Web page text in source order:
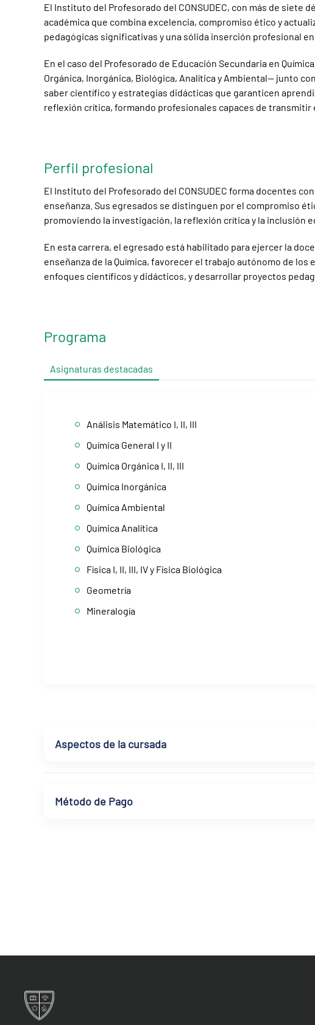
El Instituto del Profesorado del CONSUDEC, con más de
académica que combina excelencia, compromiso ético y
pedagógicas significativas y una sólida inserción profesional
En el caso del Profesorado de Educación Secundaria en
Orgánica, Inorgánica, Biológica, Analítica y Ambiental— junto
saber científico y estrategias didácticas que garanticen
reflexión crítica, formando profesionales capaces de
Perfil profesional
El Instituto del Profesorado del CONSUDEC forma docentes
enseñanza. Sus egresados se distinguen por el compromiso
promoviendo la investigación, la reflexión crítica y la inclusión
En esta carrera, el egresado está habilitado para ejercer la
enseñanza de la Química, favorecer el trabajo autónomo de
enfoques científicos y didácticos, y desarrollar proyectos
Programa
Asignaturas destacadas
Análisis Matemático I, II, III
Química General I y II
Química Orgánica I, II, III
Química Inorgánica
Química Ambiental
Química Analítica
Química Biológica
Física I, II, III, IV y Física Biológica
Geometría
Mineralogía
Aspectos de la cursada
Método de Pago